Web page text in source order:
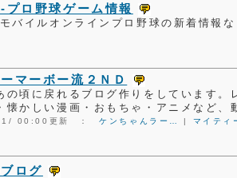
プロ野球ゲーム情報
バイルオンラインプロ野球の新着情報
マーボー流２ＮＤ
の頃に戻れるブログ作りをしています。
懐かしい漫画・おもちゃ・アニメなど、
00:00更新 ：ケンちゃんラー… | マイテ
ログ